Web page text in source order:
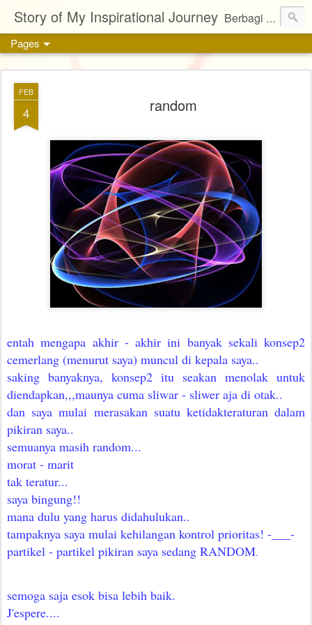
Story of My Inspirational Journey Berbagi kisah, karya, dan inspirasi tentang kehidupan
Pages
FEB
4 random
entah mengapa akhir - akhir ini banyak sekali konsep2
cemerlang (menurut saya) muncul di kepala saya..
saking banyaknya, konsep2 itu seakan menolak untuk
diendapkan,,,maunya cuma sliwar - sliwer aja di otak..
dan saya mulai merasakan suatu ketidakteraturan dalam
pikiran saya..
semuanya masih random...
morat - marit
tak teratur...
saya bingung!!
mana dulu yang harus didahulukan..
tampaknya saya mulai kehilangan kontrol prioritas! -___-
partikel - partikel pikiran saya sedang RANDOM.
semoga saja esok bisa lebih baik.
J'espere....